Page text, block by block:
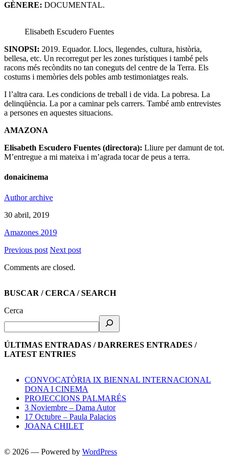
GÈNERE: DOCUMENTAL.
Elisabeth Escudero Fuentes
SINOPSI: 2019. Equador. Llocs, llegendes, cultura, història,
bellesa, etc. Un recorregut per les zones turístiques i també pels
racons més recòndits no tan coneguts del centre de la Terra. Els
costums i memòries dels pobles amb testimoniatges reals.
I l’altra cara. Les condicions de treball i de vida. La pobresa. La
delinqüència. La por a caminar pels carrers. També amb entrevistes
a persones en aquestes situacions.
AMAZONA
Elisabeth Escudero Fuentes (directora): Lliure per damunt de tot.
M’entregue a mi mateixa i m’agrada tocar de peus a terra.
donaicinema
Author archive
30 abril, 2019
Amazones 2019
Previous post Next post
Comments are closed.
BUSCAR / CERCA / SEARCH
Cerca
ÚLTIMAS ENTRADAS / DARRERES ENTRADES /
LATEST ENTRIES
CONVOCATÒRIA IX BIENNAL INTERNACIONAL
DONA I CINEMA
PROJECCIONS PALMARÉS
3 Noviembre – Dama Autor
17 Octubre – Paula Palacios
JOANA CHILET
© 2026 — Powered by WordPress